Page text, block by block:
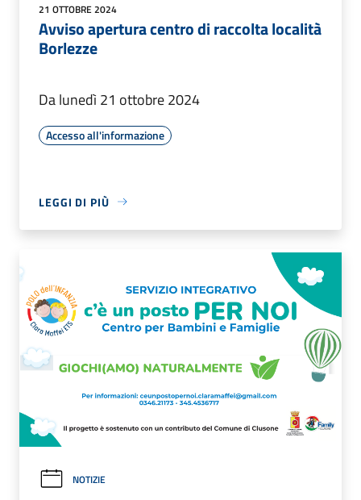
21 OTTOBRE 2024
Avviso apertura centro di raccolta località
Borlezze
Da lunedì 21 ottobre 2024
Accesso all'informazione
LEGGI DI PIÙ
NOTIZIE